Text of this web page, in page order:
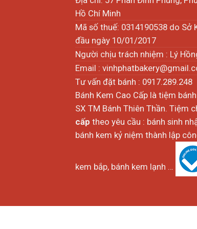
Hồ Chí Minh
Mã số thuế: 0314190538 do Sở
đầu ngày 10/01/2017
Người chịu trách nhiệm : Lý
Email :
Tư vấn đặt bánh : 0917.289.248
Bánh Kem Cao Cấp là tiệm
SX TM Bánh Thiên Thần. Tiệm
cấp theo yêu cầu : bánh sinh
bánh kem kỷ niệm thành lập
kem bắp, bánh kem lạnh …